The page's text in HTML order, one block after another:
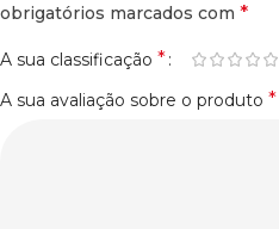
obrigatórios marcados com *
A sua classificação *
A sua avaliação sobre o produto *